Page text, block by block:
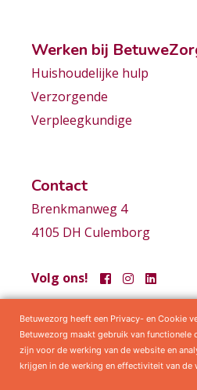
Werken bij
Huishoudelijke hulp
Verzorgende
Verpleegkundige
Contact
Brenkmanweg 4
4105 DH Culemborg
Volg ons!
Samenwerkingen Privacy statement
Betuwezorg heeft een Privacy- en Cookie
Betuwezorg maakt gebruik van
zijn voor de werking van de website en
krijgen in de werking en effectiviteit van de